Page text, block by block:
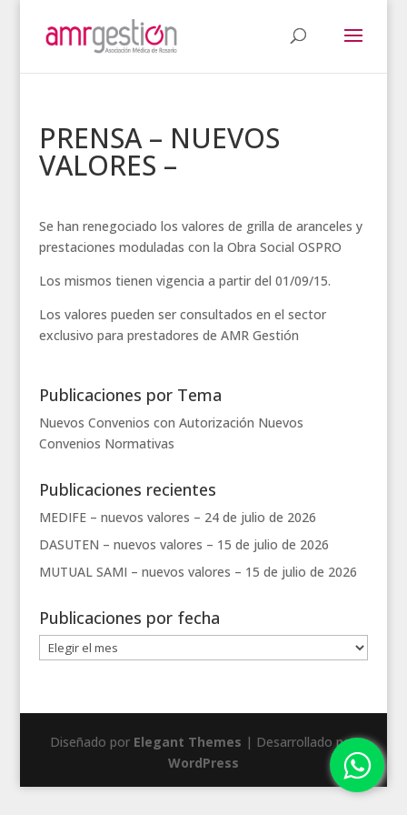
PRENSA – NUEVOS
VALORES –
Se han renegociado los valores de grilla de aranceles y
prestaciones moduladas con la Obra Social OSPRO
Los mismos tienen vigencia a partir del 01/09/15.
Los valores pueden ser consultados en el sector
exclusivo para prestadores de AMR Gestión
Publicaciones por Tema
Nuevos Convenios con Autorización Nuevos
Convenios Normativas
Publicaciones recientes
MEDIFE – nuevos valores – 24 de julio de 2026
DASUTEN – nuevos valores – 15 de julio de 2026
MUTUAL SAMI – nuevos valores – 15 de julio de 2026
Publicaciones por fecha
Publicaciones
por
Diseñado por Elegant Themes | Desarrollado por
WordPress